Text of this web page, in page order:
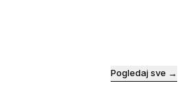
Pogledaj sve →